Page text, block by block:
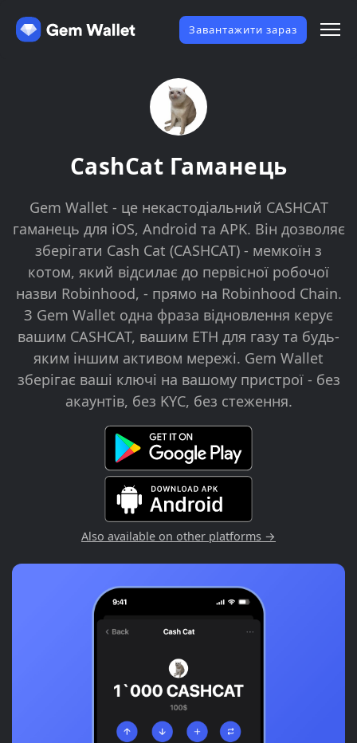
Завантажити зараз
CashCat Гаманець
Gem Wallet - це некастодіальний CASHCAT
гаманець для iOS, Android та APK. Він дозволяє
зберігати Cash Cat (CASHCAT) - мемкоїн з
котом, який відсилає до первісної робочої
назви Robinhood, - прямо на Robinhood Chain.
З Gem Wallet одна фраза відновлення керує
вашим CASHCAT, вашим ETH для газу та будь-
яким іншим активом мережі. Gem Wallet
зберігає ваші ключі на вашому пристрої - без
акаунтів, без KYC, без стеження.
Also available on other platforms →